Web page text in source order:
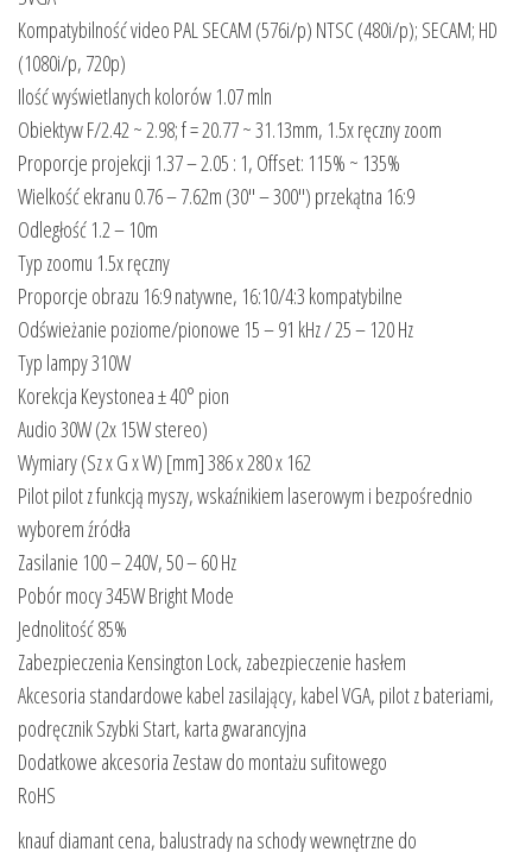
Kompatybilność video PAL SECAM (576i/p) NTSC (480i/p); SECAM; HD
(1080i/p, 720p)
Ilość wyświetlanych kolorów 1.07 mln
Obiektyw F/2.42 ~ 2.98; f = 20.77 ~ 31.13mm, 1.5x ręczny zoom
Proporcje projekcji 1.37 – 2.05 : 1, Offset: 115% ~ 135%
Wielkość ekranu 0.76 – 7.62m (30″ – 300″) przekątna 16:9
Odległość 1.2 – 10m
Typ zoomu 1.5x ręczny
Proporcje obrazu 16:9 natywne, 16:10/4:3 kompatybilne
Odświeżanie poziome/pionowe 15 – 91 kHz / 25 – 120 Hz
Typ lampy 310W
Korekcja Keystonea ± 40° pion
Audio 30W (2x 15W stereo)
Wymiary (Sz x G x W) [mm] 386 x 280 x 162
Pilot pilot z funkcją myszy, wskaźnikiem laserowym i bezpośrednio
wyborem źródła
Zasilanie 100 – 240V, 50 – 60 Hz
Pobór mocy 345W Bright Mode
Jednolitość 85%
Zabezpieczenia Kensington Lock, zabezpieczenie hasłem
Akcesoria standardowe kabel zasilający, kabel VGA, pilot z bateriami,
podręcznik Szybki Start, karta gwarancyjna
Dodatkowe akcesoria Zestaw do montażu sufitowego
RoHS
knauf diamant cena, balustrady na schody wewnętrzne do